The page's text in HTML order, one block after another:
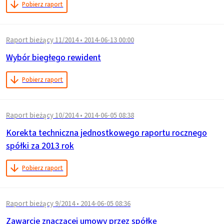
Pobierz raport
Raport bieżący 11/2014 • 2014-06-13 00:00
Wybór biegłego rewident
Pobierz raport
Raport bieżący 10/2014 • 2014-06-05 08:38
Korekta techniczna jednostkowego raportu rocznego
spółki za 2013 rok
Pobierz raport
Raport bieżący 9/2014 • 2014-06-05 08:36
Zawarcie znaczącej umowy przez spółkę